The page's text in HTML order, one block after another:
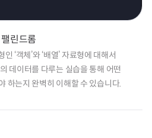
린드롬
‘객체’와 ‘배열’ 자료형에 대해서
데이터를 다루는 실습을 통해 어떤
하는지 완벽히 이해할 수 있습니다.